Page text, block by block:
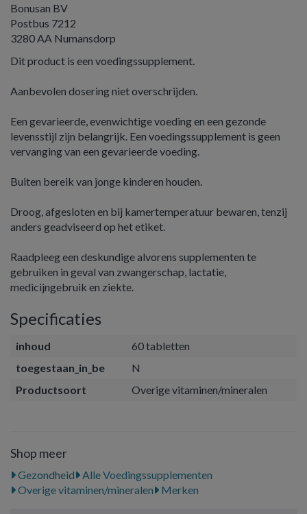
Bonusan BV
Postbus 7212
3280 AA Numansdorp
Dit product is een voedingssupplement.
Aanbevolen dosering niet overschrijden.
Een gevarieerde, evenwichtige voeding en een gezonde
levensstijl zijn belangrijk. Een voedingssupplement is geen
vervanging van een gevarieerde voeding.
Buiten bereik van jonge kinderen houden.
Droog, afgesloten en bij kamertemperatuur bewaren, tenzij
anders geadviseerd op het etiket.
Raadpleeg een deskundige alvorens supplementen te
gebruiken in geval van zwangerschap, lactatie,
medicijngebruik en ziekte.
Specificaties
inhoud
60 tabletten
toegestaan_in_be
N
Productsoort
Overige vitaminen/mineralen
Shop meer
Gezondheid
Alle Voedingssupplementen
Overige vitaminen/mineralen
Merken